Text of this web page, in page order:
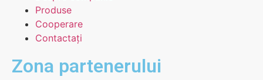
Produse
Cooperare
Contactați
Zona partenerului